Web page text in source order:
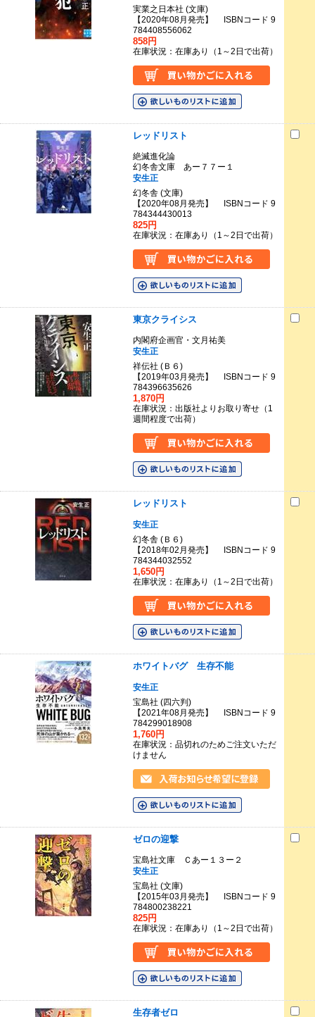
実業之日本社 (文庫)
【2020年08月発売】 ISBNコード 9
784408556062
858円
在庫状況：在庫あり（1～2日で出荷）
レッドリスト
絶滅進化論
幻冬舎文庫 あー７７ー１
安生正
幻冬舎 (文庫)
【2020年08月発売】 ISBNコード 9
784344430013
825円
在庫状況：在庫あり（1～2日で出荷）
東京クライシス
内閣府企画官・文月祐美
安生正
祥伝社 (Ｂ６)
【2019年03月発売】 ISBNコード 9
784396635626
1,870円
在庫状況：出版社よりお取り寄せ（1
週間程度で出荷）
レッドリスト
安生正
幻冬舎 (Ｂ６)
【2018年02月発売】 ISBNコード 9
784344032552
1,650円
在庫状況：在庫あり（1～2日で出荷）
ホワイトバグ 生存不能
安生正
宝島社 (四六判)
【2021年08月発売】 ISBNコード 9
784299018908
1,760円
在庫状況：品切れのためご注文いただ
けません
ゼロの迎撃
宝島社文庫 Ｃあー１３ー２
安生正
宝島社 (文庫)
【2015年03月発売】 ISBNコード 9
784800238221
825円
在庫状況：在庫あり（1～2日で出荷）
生存者ゼロ